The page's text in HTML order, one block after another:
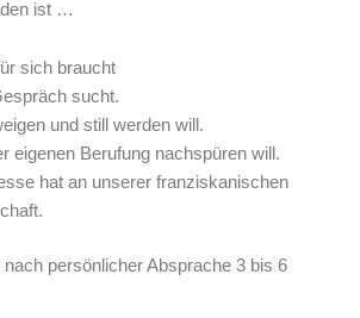
ist …
sich braucht
sucht.
und still werden will.
eigenen Berufung nachspüren will.
hat an unserer franziskanischen
nach persönlicher Absprache 3 bis 6